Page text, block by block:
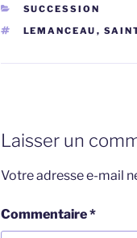
CATÉGORIES
SUCCESSION
ÉTIQUETTES
LEMANCEAU ,
Laisser un
Votre adresse e-mail
Commentaire*